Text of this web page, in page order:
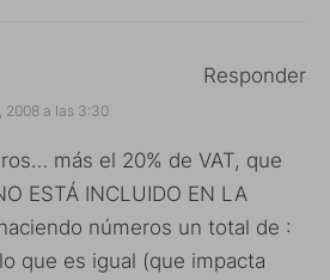
2008 a las 3:30
más el 20% de VAT, que
ESTÁ INCLUIDO EN LA
números un total de :
que es igual (que impacta
Responder